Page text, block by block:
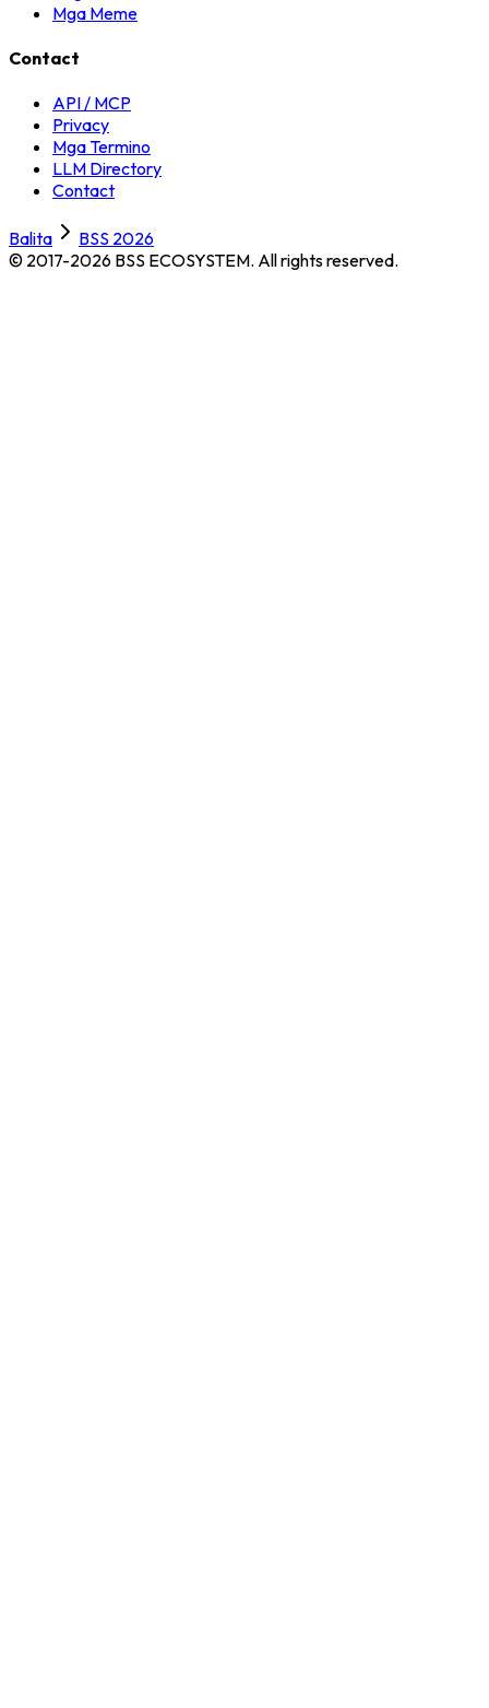
Mga Meme
Contact
API / MCP
Privacy
Mga Termino
LLM Directory
Contact
Balita
BSS 2026
© 2017-2026 BSS ECOSYSTEM. All rights reserved.